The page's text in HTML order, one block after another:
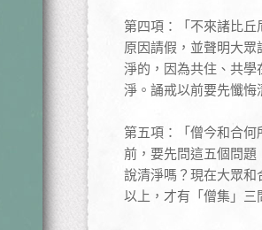
第四項：「不來諸比
原因請假，並聲明大
淨的，因為共住、共
淨。誦戒以前要先懺
第五項：「僧今和合
前，要先問這五個問
說清淨嗎？現在大眾
以上，才有「僧集」